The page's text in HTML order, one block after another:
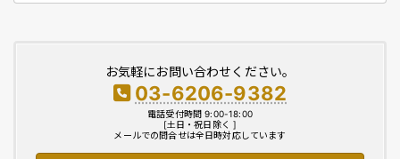
お気軽にお問い合わせください。
03-6206-9382
電話受付時間 9:00-18:00
[土日・祝日除く ]
メールでの問合せは全日時対応しています